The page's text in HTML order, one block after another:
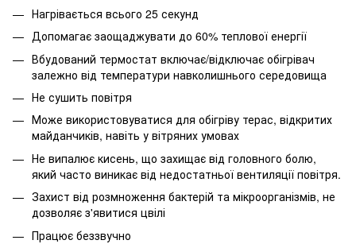
Нагрівається всього 25 секунд
Допомагає заощаджувати до 60% теплової енергії
Вбудований термостат включає/відключає обігрівач
залежно від температури навколишнього середовища
Не сушить повітря
Може використовуватися для обігріву терас, відкритих
майданчиків, навіть у вітряних умовах
Не випалює кисень, що захищає від головного болю,
який часто виникає від недостатньої вентиляції повітря.
Захист від розмноження бактерій та мікроорганізмів, не
дозволяє з'явитися цвілі
Працює беззвучно